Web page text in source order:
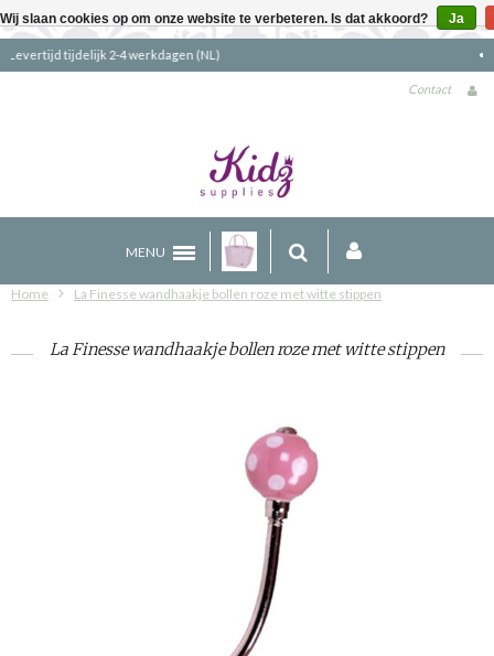
Gratis verzending boven €90 (NL)
Contact
MENU
Home La Finesse wandhaakje bollen roze met witte stippen
La Finesse wandhaakje bollen roze met witte stippen
Wij slaan cookies op om onze website te verbeteren. Is dat akkoord? Ja